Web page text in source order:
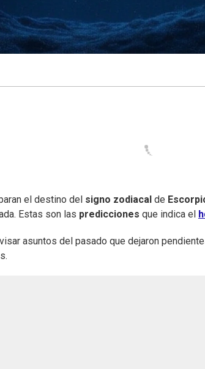
el destino del signo zodiacal de
Estas son las predicciones que indica el
asuntos del pasado que dejaron